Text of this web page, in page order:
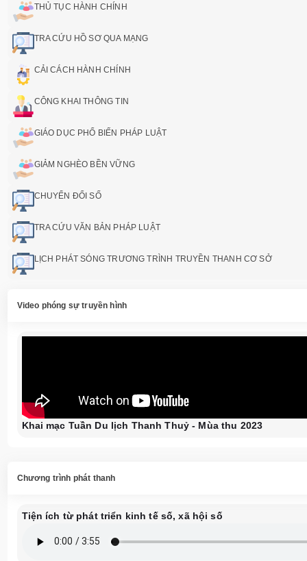
THỦ TỤC HÀNH CHÍNH
TRA CỨU HỒ SƠ QUA MẠNG
CẢI CÁCH HÀNH CHÍNH
CÔNG KHAI THÔNG TIN
GIÁO DỤC PHỔ BIẾN PHÁP LUẬT
GIẢM NGHÈO BỀN VỮNG
CHUYỂN ĐỔI SỐ
TRA CỨU VĂN BẢN PHÁP LUẬT
LỊCH PHÁT SÓNG TRƯƠNG TRÌNH TRUYỀN THANH CƠ SỞ
Video phóng sự truyền hình
Khai mạc Tuần Du lịch Thanh Thuỷ - Mùa thu 2023
Chương trình phát thanh
Tiện ích từ phát triển kinh tế số, xã hội số